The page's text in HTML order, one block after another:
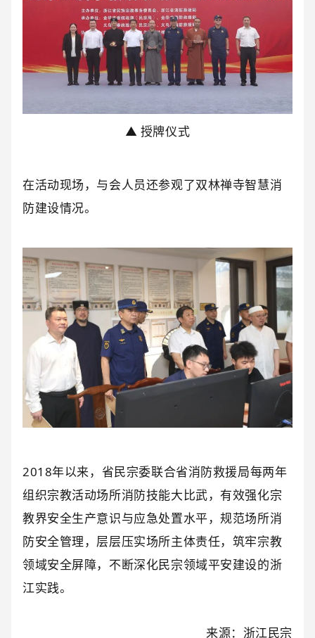
▲ 授牌仪式
在活动现场，与会人员还参观了双林禅寺智慧消
防建设情况。
2018年以来，省民宗委联合省消防救援局每两年
组织宗教活动场所消防技能大比武，有效强化宗
教界安全生产意识与应急处置水平，规范场所消
防安全管理，层层压实场所主体责任，筑牢宗教
领域安全屏障，不断深化民宗领域平安建设的浙
江实践。
来源：浙江民宗